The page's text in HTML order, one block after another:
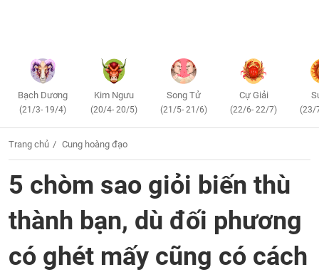
Bạch Dương
(21/3- 19/4)
Kim Ngưu
(20/4- 20/5)
Song Tử
(21/5- 21/6)
Cự Giải
(22/6- 22/7) (23/
Trang chủ Cung hoàng đạo
5 chòm sao giỏi biến thù
thành bạn, dù đối phương
có ghét mấy cũng có cách